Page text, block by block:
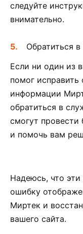
следуйте
внимательно.
Обратиться
Если ни один из
помог
информации
обратиться в
смогут провести
и помочь вам
Надеюсь, что
ошибку
Миртек и
вашего сайта.